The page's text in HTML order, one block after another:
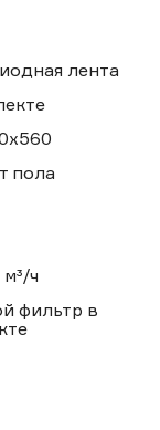
лента
пола
ч
фильтр в